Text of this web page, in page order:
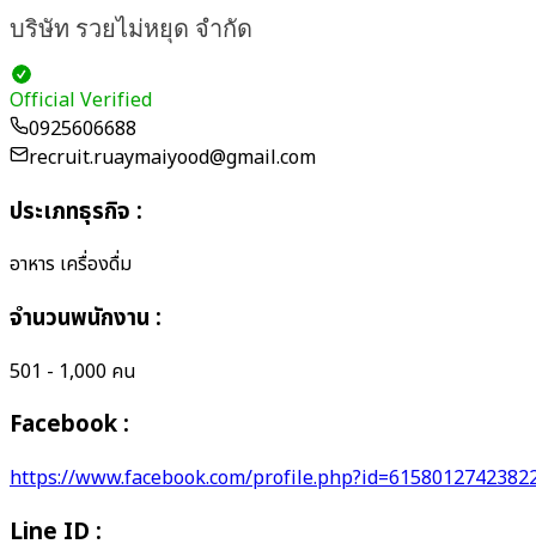
บริษัท รวยไม่หยุด จำกัด
Official Verified
0925606688
recruit.ruaymaiyood@gmail.com
ประเภทธุรกิจ :
อาหาร เครื่องดื่ม
จำนวนพนักงาน :
501 - 1,000 คน
Facebook :
https://www.facebook.com/
Line ID :